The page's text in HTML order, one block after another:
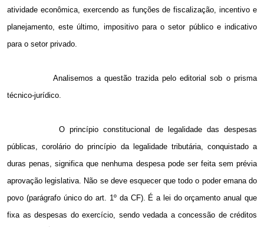
atividade econômica, exercendo as funções de fiscalização, incentivo e
planejamento, este último, impositivo para o setor público e indicativo
para o setor privado.
Analisemos a questão trazida pelo editorial sob o prisma
técnico-jurídico.
O princípio constitucional de legalidade das despesas
públicas, corolário do princípio da legalidade tributária, conquistado a
duras penas, significa que nenhuma despesa pode ser feita sem prévia
aprovação legislativa. Não se deve esquecer que todo o poder emana do
povo (parágrafo único do art. 1º da CF). É a lei do orçamento anual que
fixa as despesas do exercício, sendo vedada a concessão de créditos